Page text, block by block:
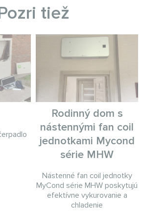
tiež
Rodinný dom s
nástennými fan coil
jednotkami Mycond
série MHW
Nástenné fan coil jednotky
MyCond série MHW poskytujú
efektívne vykurovanie a
chladenie